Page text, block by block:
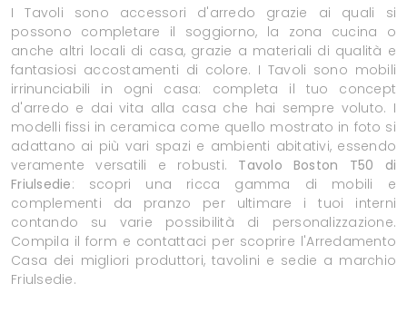
I Tavoli sono accessori d'arredo grazie ai quali si
possono completare il soggiorno, la zona cucina o
anche altri locali di casa, grazie a materiali di qualità e
fantasiosi accostamenti di colore. I Tavoli sono mobili
irrinunciabili in ogni casa: completa il tuo concept
d'arredo e dai vita alla casa che hai sempre voluto. I
modelli fissi in ceramica come quello mostrato in foto si
adattano ai più vari spazi e ambienti abitativi, essendo
veramente versatili e robusti. Tavolo Boston T50 di
Friulsedie: scopri una ricca gamma di mobili e
complementi da pranzo per ultimare i tuoi interni
contando su varie possibilità di personalizzazione.
Compila il form e contattaci per scoprire l'Arredamento
Casa dei migliori produttori, tavolini e sedie a marchio
Friulsedie.